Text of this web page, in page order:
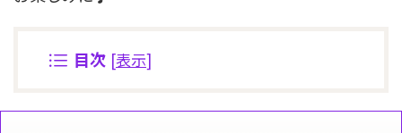
目次 [表示]